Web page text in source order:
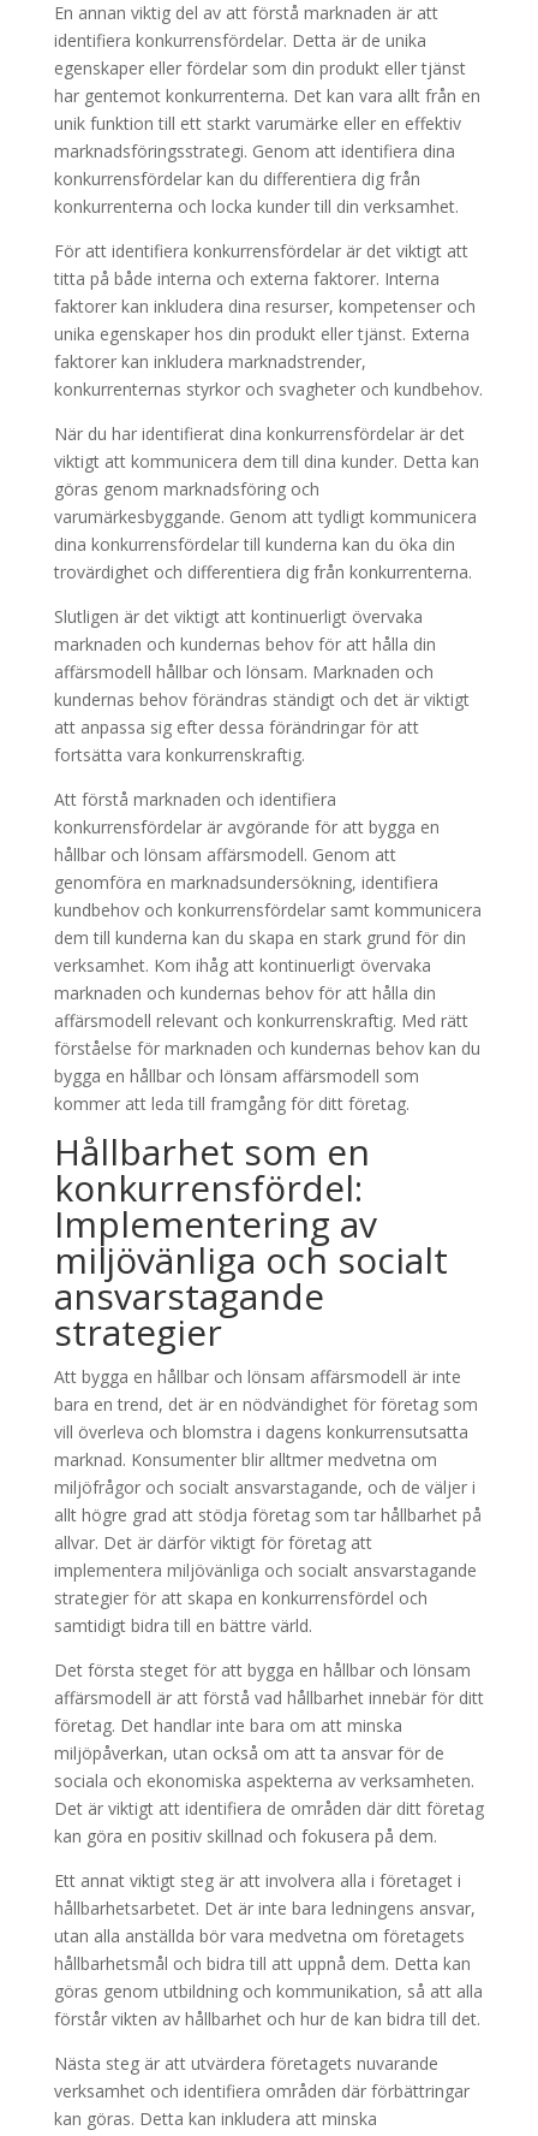
En annan viktig del av att förstå marknaden är att
identifiera konkurrensfördelar. Detta är de unika
egenskaper eller fördelar som din produkt eller tjänst
har gentemot konkurrenterna. Det kan vara allt från en
unik funktion till ett starkt varumärke eller en effektiv
marknadsföringsstrategi. Genom att identifiera dina
konkurrensfördelar kan du differentiera dig från
konkurrenterna och locka kunder till din verksamhet.
För att identifiera konkurrensfördelar är det viktigt att
titta på både interna och externa faktorer. Interna
faktorer kan inkludera dina resurser, kompetenser och
unika egenskaper hos din produkt eller tjänst. Externa
faktorer kan inkludera marknadstrender,
konkurrenternas styrkor och svagheter och kundbehov.
När du har identifierat dina konkurrensfördelar är det
viktigt att kommunicera dem till dina kunder. Detta kan
göras genom marknadsföring och
varumärkesbyggande. Genom att tydligt kommunicera
dina konkurrensfördelar till kunderna kan du öka din
trovärdighet och differentiera dig från konkurrenterna.
Slutligen är det viktigt att kontinuerligt övervaka
marknaden och kundernas behov för att hålla din
affärsmodell hållbar och lönsam. Marknaden och
kundernas behov förändras ständigt och det är viktigt
att anpassa sig efter dessa förändringar för att
fortsätta vara konkurrenskraftig.
Att förstå marknaden och identifiera
konkurrensfördelar är avgörande för att bygga en
hållbar och lönsam affärsmodell. Genom att
genomföra en marknadsundersökning, identifiera
kundbehov och konkurrensfördelar samt kommunicera
dem till kunderna kan du skapa en stark grund för din
verksamhet. Kom ihåg att kontinuerligt övervaka
marknaden och kundernas behov för att hålla din
affärsmodell relevant och konkurrenskraftig. Med rätt
förståelse för marknaden och kundernas behov kan du
bygga en hållbar och lönsam affärsmodell som
kommer att leda till framgång för ditt företag.
Hållbarhet som en
konkurrensfördel:
Implementering av
miljövänliga och socialt
ansvarstagande
strategier
Att bygga en hållbar och lönsam affärsmodell är inte
bara en trend, det är en nödvändighet för företag som
vill överleva och blomstra i dagens konkurrensutsatta
marknad. Konsumenter blir alltmer medvetna om
miljöfrågor och socialt ansvarstagande, och de väljer i
allt högre grad att stödja företag som tar hållbarhet på
allvar. Det är därför viktigt för företag att
implementera miljövänliga och socialt ansvarstagande
strategier för att skapa en konkurrensfördel och
samtidigt bidra till en bättre värld.
Det första steget för att bygga en hållbar och lönsam
affärsmodell är att förstå vad hållbarhet innebär för ditt
företag. Det handlar inte bara om att minska
miljöpåverkan, utan också om att ta ansvar för de
sociala och ekonomiska aspekterna av verksamheten.
Det är viktigt att identifiera de områden där ditt företag
kan göra en positiv skillnad och fokusera på dem.
Ett annat viktigt steg är att involvera alla i företaget i
hållbarhetsarbetet. Det är inte bara ledningens ansvar,
utan alla anställda bör vara medvetna om företagets
hållbarhetsmål och bidra till att uppnå dem. Detta kan
göras genom utbildning och kommunikation, så att alla
förstår vikten av hållbarhet och hur de kan bidra till det.
Nästa steg är att utvärdera företagets nuvarande
verksamhet och identifiera områden där förbättringar
kan göras. Detta kan inkludera att minska